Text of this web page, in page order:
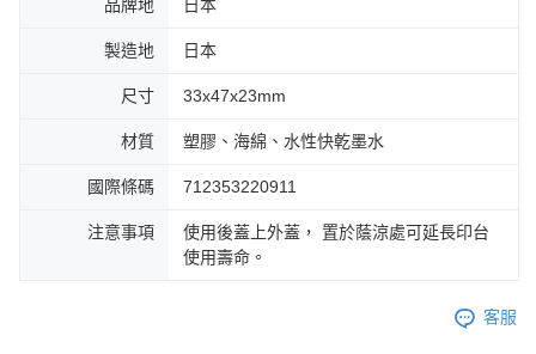
品牌地 日本
製造地 日本
尺寸 33x47x23mm
材質 塑膠、海綿、水性快乾墨水
國際條碼 712353220911
注意事項
使用後蓋上外蓋， 置於蔭涼處可延長印台
使用壽命。
客服